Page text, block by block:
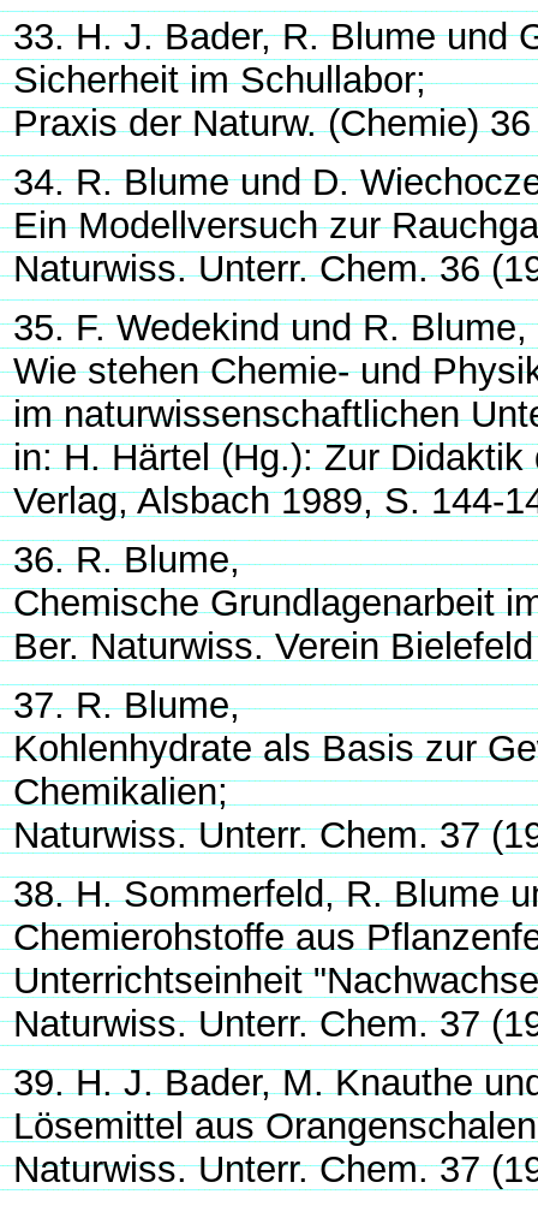
33. H. J. Bader, R. Blume und
Sicherheit im Schullabor;
Praxis der Naturw. (Chemie)
34. R. Blume und D.
Ein Modellversuch zur
Naturwiss. Unterr. Chem. 36
35. F. Wedekind und R. Blume,
Wie stehen Chemie- und
im naturwissenschaftlichen
in: H. Härtel (Hg.): Zur
Verlag, Alsbach 1989, S. 144-
36. R. Blume,
Chemische Grundlagenarbeit
Ber. Naturwiss. Verein
37. R. Blume,
Kohlenhydrate als Basis zur
Chemikalien;
Naturwiss. Unterr. Chem. 37
38. H. Sommerfeld, R. Blume
Chemierohstoffe aus
Unterrichtseinheit
Naturwiss. Unterr. Chem. 37
39. H. J. Bader, M. Knauthe
Lösemittel aus
Naturwiss. Unterr. Chem. 37